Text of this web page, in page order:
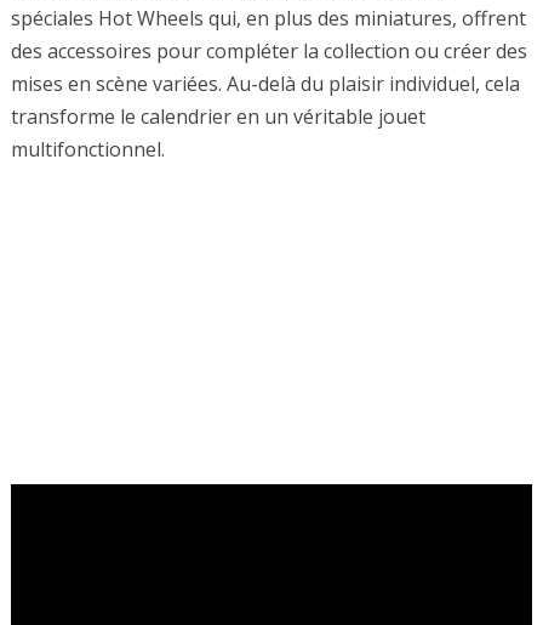
spéciales Hot Wheels qui, en plus des miniatures, offrent
des accessoires pour compléter la collection ou créer des
mises en scène variées. Au-delà du plaisir individuel, cela
transforme le calendrier en un véritable jouet
multifonctionnel.